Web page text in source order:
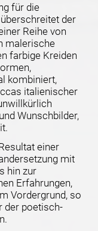
für die
der
Reihe von
malerische
farbige Kreiden
kombiniert,
italienischer
Wunschbilder,
einer
mit
hin zur
Erfahrungen,
Vordergrund, so
der poetisch-